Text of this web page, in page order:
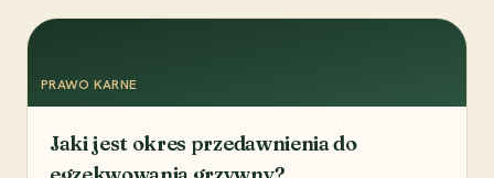
PRAWO KARNE
Jaki jest okres przedawnienia do